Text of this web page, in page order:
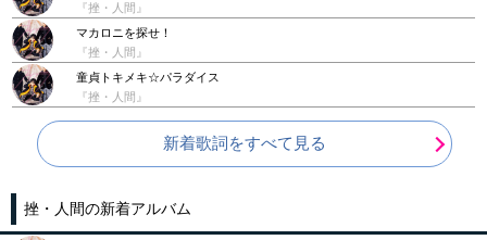
『挫・人間』
マカロニを探せ！
『挫・人間』
童貞トキメキ☆パラダイス
『挫・人間』
新着歌詞をすべて見る
挫・人間の新着アルバム